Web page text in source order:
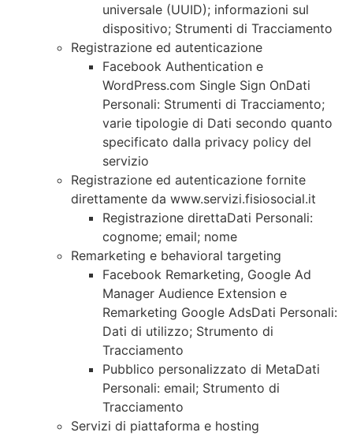
universale (UUID); informazioni sul
dispositivo; Strumenti di Tracciamento
Registrazione ed autenticazione
Facebook Authentication e
WordPress.com Single Sign OnDati
Personali: Strumenti di Tracciamento;
varie tipologie di Dati secondo quanto
specificato dalla privacy policy del
servizio
Registrazione ed autenticazione fornite
direttamente da www.servizi.fisiosocial.it
Registrazione direttaDati Personali:
cognome; email; nome
Remarketing e behavioral targeting
Facebook Remarketing, Google Ad
Manager Audience Extension e
Remarketing Google AdsDati Personali:
Dati di utilizzo; Strumento di
Tracciamento
Pubblico personalizzato di MetaDati
Personali: email; Strumento di
Tracciamento
Servizi di piattaforma e hosting